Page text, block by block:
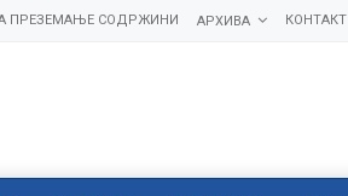
КОНТАКТ
АРХИВА
ПРЕЗЕМАЊЕ СОДРЖИНИ